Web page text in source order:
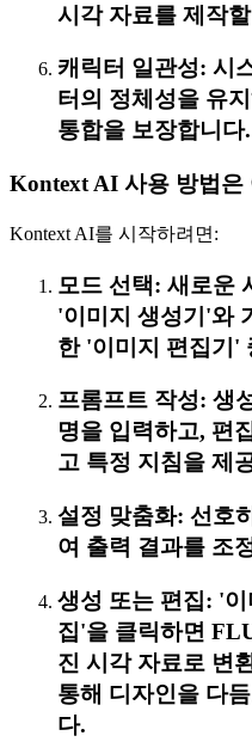
시각 자료를 제작
캐릭터 일관성: 시
터의 정체성을 유
통합을 보장합니다.
Kontext AI 사용 방법은
Kontext AI를 시작하려면:
모드 선택: 새로운
'이미지 생성기'와
한 '이미지 편집기'
프롬프트 작성: 생
명을 입력하고, 편
고 특정 지침을 제
설정 맞춤화: 선호
여 출력 결과를 조
생성 또는 편집: '
집'을 클릭하면
진 시각 자료로 변
통해 디자인을 다
다.